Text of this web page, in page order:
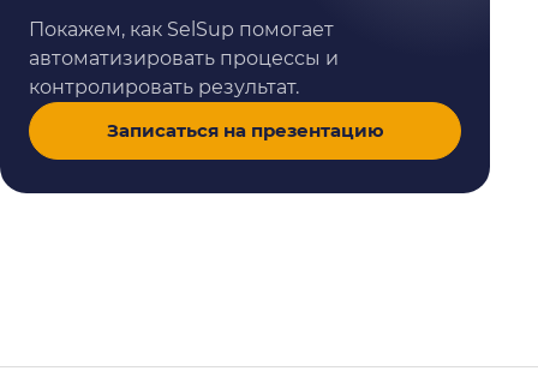
Покажем, как SelSup помогает
автоматизировать процессы и
контролировать результат.
Записаться на презентацию